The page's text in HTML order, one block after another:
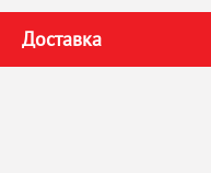
Доставка